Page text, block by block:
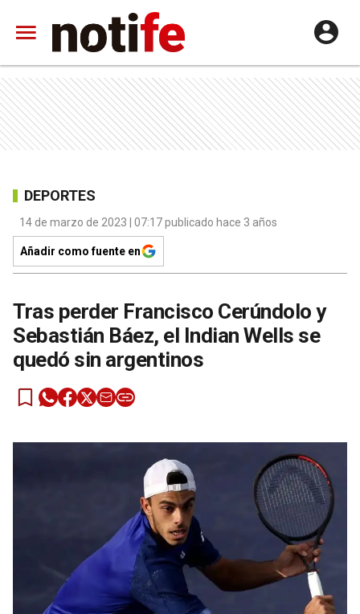
DEPORTES
14 de marzo de 2023 | 07:17 publicado hace 3 años
Añadir como fuente en
Tras perder Francisco Cerúndolo y
Sebastián Báez, el Indian Wells se
quedó sin argentinos